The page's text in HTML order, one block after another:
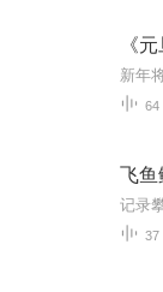
《
新年
64
飞鱼
37